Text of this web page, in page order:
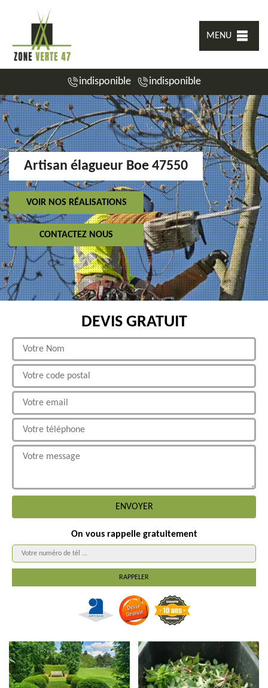
MENU
indisponible indisponible
Artisan élagueur Boe 47550
VOIR NOS RÉALISATIONS
CONTACTEZ NOUS
DEVIS GRATUIT
On vous rappelle gratuitement